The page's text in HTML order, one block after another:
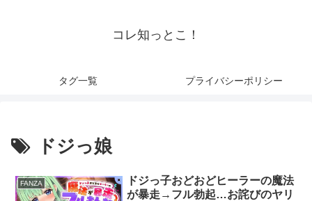
コレ知っとこ！
タグ一覧 プライバシーポリシー
ドジっ娘
FANZA
ドジっ子おどおどヒーラーの魔法
が暴走→フル勃起…お詫びのヤリ